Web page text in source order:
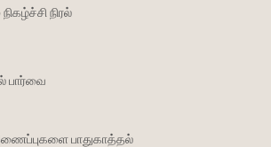
நிரல்
பார்வை
பாதுகாத்தல்